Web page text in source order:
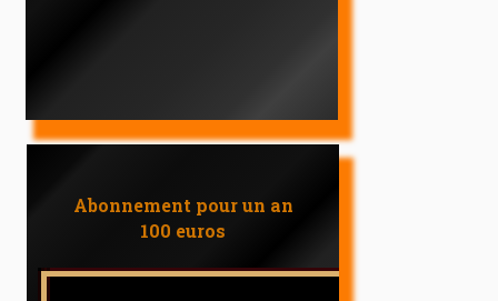
Abonnement pour un an
100 euros